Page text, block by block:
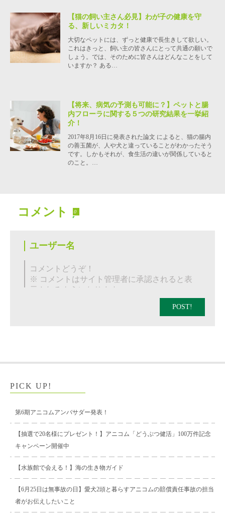
【猫の飼い主さん必見】わが子の健康を守
る、新しいミカタ！
大切なペットには、ずっと健康で長生きして欲しい。
これはきっと、飼い主の皆さんにとって共通の願いで
しょう。では、そのために皆さんはどんなことをして
いますか？ ある…
【将来、病気の予測も可能に？】ペットと腸
内フローラに関する５つの研究結果を一挙紹
介！
2017年8月16日に発表された論文 によると、猫の腸内
の善玉菌が、人や犬と違っていることがわかったそう
です。しかもそれが、食生活の違いが関係していると
のこと。…
コメント 0
POST!
PICK UP!
第6期アニコムアンバサダー発表！
【抽選で20名様にプレゼント！】アニコム「どうぶつ健活」100万件記念
キャンペーン開催中
【水族館で会える！】海の生き物ガイド
【6月25日は無事故の日】愛犬2頭と暮らすアニコムの賠償責任事故の担当
者がお伝えしたいこと